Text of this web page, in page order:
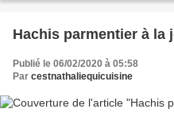
Hachis parmentier à la
Publié le 06/02/2020 à 05:58
Par cestnathaliequicuisine